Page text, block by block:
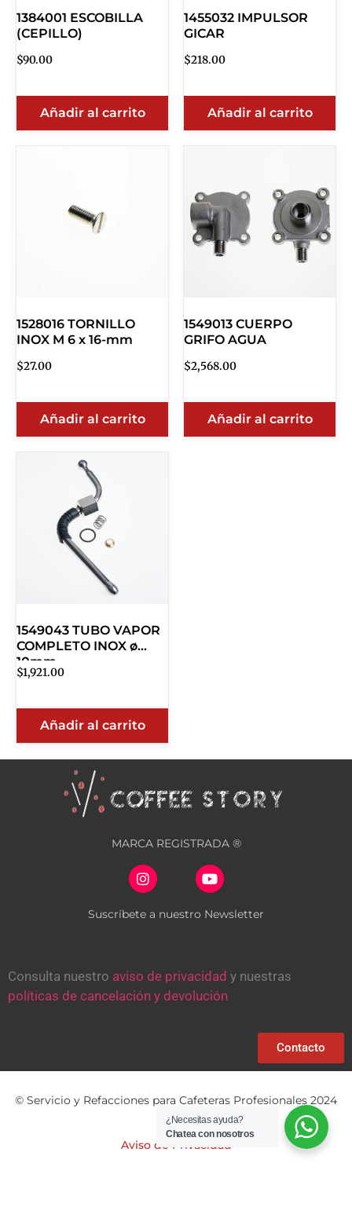
1384001 ESCOBILLA
(CEPILLO)
$90.00
Añadir al carrito
1455032 IMPULSOR
GICAR
$218.00
Añadir al carrito
1528016 TORNILLO
INOX M 6 x 16-mm
$27.00
Añadir al carrito
1549013 CUERPO
GRIFO AGUA
$2,568.00
Añadir al carrito
1549043 TUBO VAPOR
COMPLETO INOX ø
10mm
$1,921.00
Añadir al carrito
MARCA REGISTRADA ®
Suscríbete a nuestro Newsletter
Consulta nuestro aviso de privacidad y nuestras
políticas de cancelación y devolución
Contacto
© Servicio y Refacciones para Cafeteras Profesionales 2024
Aviso de Privacidad
¿Necesitas ayuda?
Chatea con nosotros